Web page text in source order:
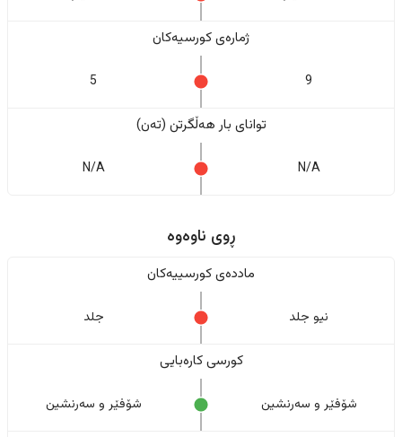
ژمارەی کورسیەکان
9
5
تواناى بار هەڵگرتن (تەن)
N/A
N/A
ڕوی ناوەوە
ماددەی کورسییەکان
نیو جلد جلد
کورسی کارەبایی
شۆفێر و سەرنشین شۆفێر و سەرنشین